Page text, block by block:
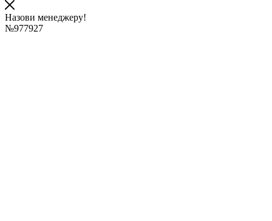
Назови менеджеру!
№977927